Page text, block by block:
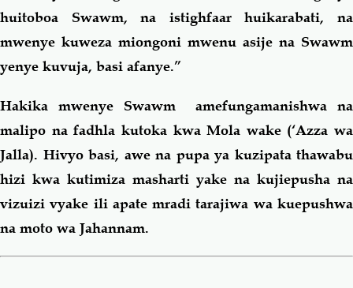
huitoboa Swawm, na istighfaar huikarabati, na
mwenye kuweza miongoni mwenu asije na Swawm
yenye kuvuja, basi afanye.”
Hakika mwenye Swawm amefungamanishwa na
malipo na fadhla kutoka kwa Mola wake (‘Azza wa
Jalla). Hivyo basi, awe na pupa ya kuzipata thawabu
hizi kwa kutimiza masharti yake na kujiepusha na
vizuizi vyake ili apate mradi tarajiwa wa kuepushwa
na moto wa Jahannam.